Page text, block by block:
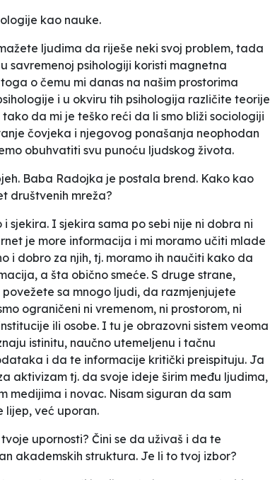
kao nauke.
ljudima da riješe neki svoj problem, tada
savremenoj psihologiji koristi magnetna
o čemu mi danas na našim prostorima
i u okviru tih psihologija različite teorije
da mi je teško reći da li smo bliži sociologiji
čovjeka i njegovog ponašanja neophodan
obuhvatiti svu punoću ljudskog života.
Baba Radojka je postala brend. Kako kao
društvenih mreža?
sjekira. I sjekira sama po sebi nije ni dobra ni
je more informacija i mi moramo učiti mlade
i dobro za njih, tj. moramo ih naučiti kako da
a šta obično smeće. S druge strane,
sa mnogo ljudi, da razmjenjujete
ograničeni ni vremenom, ni prostorom, ni
ili osobe. I tu je obrazovni sistem veoma
istinitu, naučno utemeljenu i tačnu
i da te informacije kritički preispituju. Ja
aktivizam tj. da svoje ideje širim među ljudima,
medijima i novac. Nisam siguran da sam
lijep, već uporan.
upornosti? Čini se da uživaš i da te
akademskih struktura. Je li to tvoj izbor?